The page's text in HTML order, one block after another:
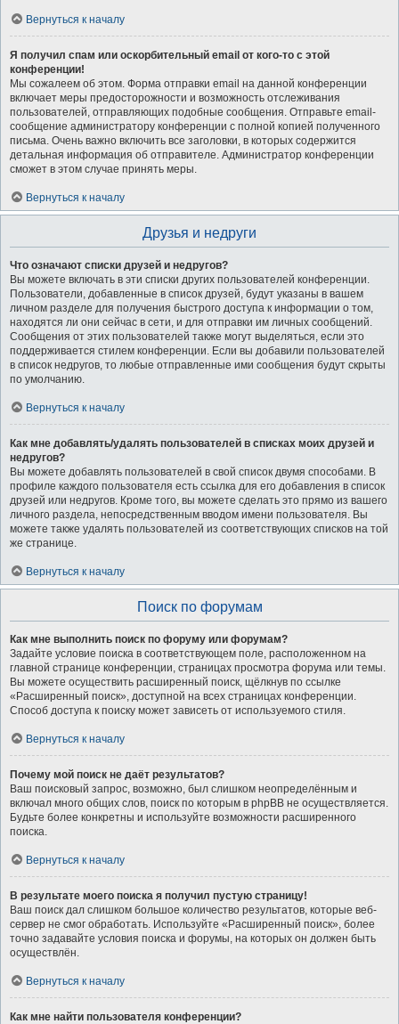
Вернуться к началу
Я получил спам или оскорбительный email от кого-то с этой
конференции!
Мы сожалеем об этом. Форма отправки email на данной конференции
включает меры предосторожности и возможность отслеживания
пользователей, отправляющих подобные сообщения. Отправьте email-
сообщение администратору конференции с полной копией полученного
письма. Очень важно включить все заголовки, в которых содержится
детальная информация об отправителе. Администратор конференции
сможет в этом случае принять меры.
Вернуться к началу
Друзья и недруги
Что означают списки друзей и недругов?
Вы можете включать в эти списки других пользователей конференции.
Пользователи, добавленные в список друзей, будут указаны в вашем
личном разделе для получения быстрого доступа к информации о том,
находятся ли они сейчас в сети, и для отправки им личных сообщений.
Сообщения от этих пользователей также могут выделяться, если это
поддерживается стилем конференции. Если вы добавили пользователей
в список недругов, то любые отправленные ими сообщения будут скрыты
по умолчанию.
Вернуться к началу
Как мне добавлять/удалять пользователей в списках моих друзей и
недругов?
Вы можете добавлять пользователей в свой список двумя способами. В
профиле каждого пользователя есть ссылка для его добавления в список
друзей или недругов. Кроме того, вы можете сделать это прямо из вашего
личного раздела, непосредственным вводом имени пользователя. Вы
можете также удалять пользователей из соответствующих списков на той
же странице.
Вернуться к началу
Поиск по форумам
Как мне выполнить поиск по форуму или форумам?
Задайте условие поиска в соответствующем поле, расположенном на
главной странице конференции, страницах просмотра форума или темы.
Вы можете осуществить расширенный поиск, щёлкнув по ссылке
«Расширенный поиск», доступной на всех страницах конференции.
Способ доступа к поиску может зависеть от используемого стиля.
Вернуться к началу
Почему мой поиск не даёт результатов?
Ваш поисковый запрос, возможно, был слишком неопределённым и
включал много общих слов, поиск по которым в phpBB не осуществляется.
Будьте более конкретны и используйте возможности расширенного
поиска.
Вернуться к началу
В результате моего поиска я получил пустую страницу!
Ваш поиск дал слишком большое количество результатов, которые веб-
сервер не смог обработать. Используйте «Расширенный поиск», более
точно задавайте условия поиска и форумы, на которых он должен быть
осуществлён.
Вернуться к началу
Как мне найти пользователя конференции?